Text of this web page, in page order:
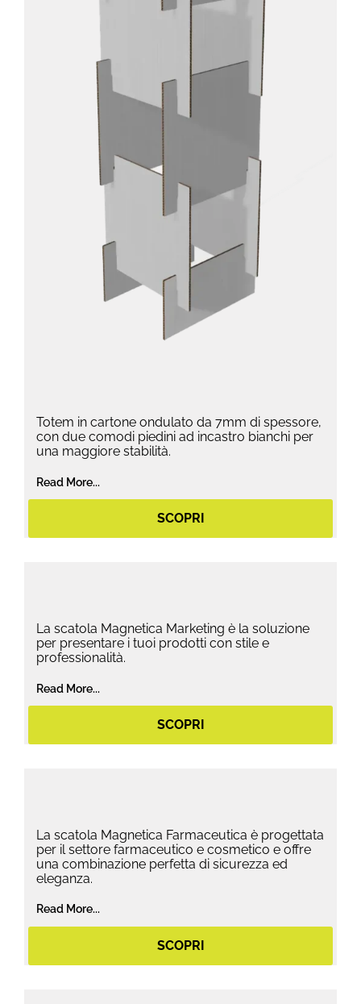
Totem in cartone ondulato da 7mm di spessore,
con due comodi piedini ad incastro bianchi per
una maggiore stabilità.
Read More...
SCOPRI
La scatola Magnetica Marketing è la soluzione
per presentare i tuoi prodotti con stile e
professionalità.
Read More...
SCOPRI
La scatola Magnetica Farmaceutica è progettata
per il settore farmaceutico e cosmetico e offre
una combinazione perfetta di sicurezza ed
eleganza.
Read More...
SCOPRI